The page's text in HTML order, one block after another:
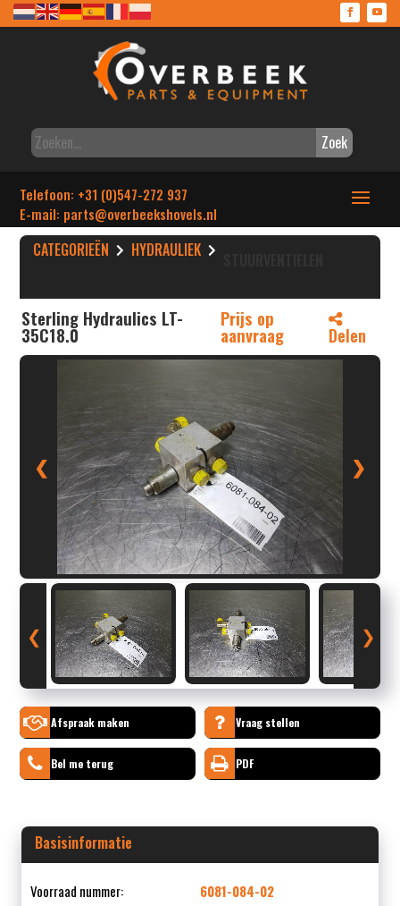
Zoek
Telefoon: +31 (0)547-272 937
E-mail: parts@overbeekshovels.nl
CATEGORIEËN HYDRAULIEK
Sterling Hydraulics LT-
35C18.0
Prijs op
aanvraag Delen
❮ ❯
❮ ❯
Afspraak maken Vraag stellen
Bel me terug PDF
Basisinformatie
Voorraad nummer:
6081-084-02